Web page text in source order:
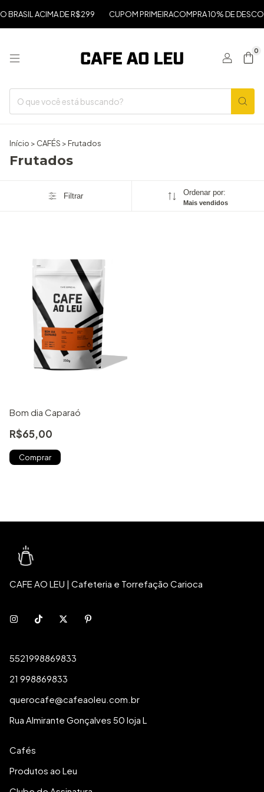
BRASIL ACIMA DE R$299 CUPOM PRIMEIRACOMPRA 10% DE
0
Início > CAFÉS > Frutados
Frutados
Filtrar Ordenar por:
Mais vendidos
Bom dia Caparaó
R$65,00
Comprar
CAFE AO LEU | Cafeteria e Torrefação Carioca
5521998869833
21 998869833
querocafe@cafeaoleu.com.br
Rua Almirante Gonçalves 50 loja L
Cafés
Produtos ao Leu